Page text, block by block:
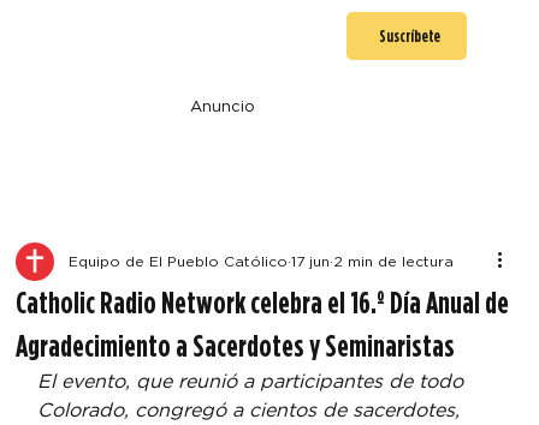
Suscríbete
Anuncio
Catholic Radio Network celebra el 16.º Día Anual de
Agradecimiento a Sacerdotes y Seminaristas
Equipo de El Pueblo Católico 17 jun 2 min de lectura
El evento, que reunió a participantes de todo
Colorado, congregó a cientos de sacerdotes,